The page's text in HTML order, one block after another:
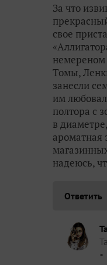
За что
свое
немереном
Томы,
занесли
им
полтора с
в
ароматная
надеюсь,
Ответить